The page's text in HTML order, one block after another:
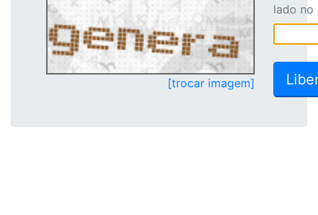
[trocar imagem]
lado no